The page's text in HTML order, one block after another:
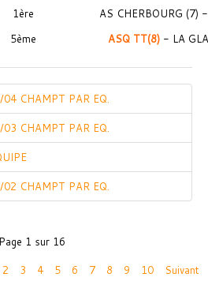
1ère
AS CHERBOURG (7)
5ème ASQ TT(8) - LA
CHAMPT PAR EQ.
CHAMPT PAR EQ.
CHAMPT PAR EQ.
Page 1 sur 16
2 3 4 5 6 7 8 9 10 Suivant